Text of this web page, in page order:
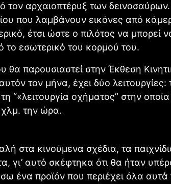
τον αρχαιοπτέρυξ των
που λαμβάνουν εικόνες από
έτσι ώστε ο πιλότος να μπορεί
το εσωτερικό του κορμού του.
θα παρουσιαστεί στην Έκθεση
τον μήνα, έχει δύο λειτουργίες:
“«λειτουργία οχήματος” στην
χλμ. την ώρα.
στα κινούμενα σχέδια, τα
γι’ αυτό σκέφτηκα ότι θα ήταν
ένα προϊόν που περιέχει όλα αυτά